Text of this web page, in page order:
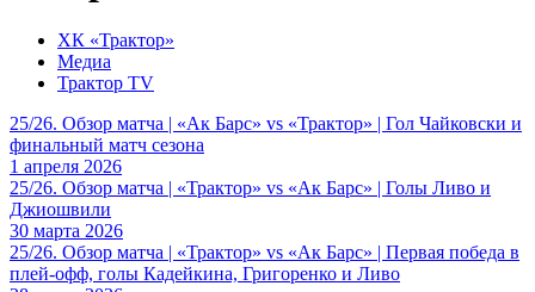
ХК «Трактор»
Медиа
Трактор TV
25/26. Обзор матча | «Ак Барс» vs «Трактор» | Гол Чайковски и
финальный матч сезона
1 апреля 2026
25/26. Обзор матча | «Трактор» vs «Ак Барс» | Голы Ливо и
Джиошвили
30 марта 2026
25/26. Обзор матча | «Трактор» vs «Ак Барс» | Первая победа в
плей-офф, голы Кадейкина, Григоренко и Ливо